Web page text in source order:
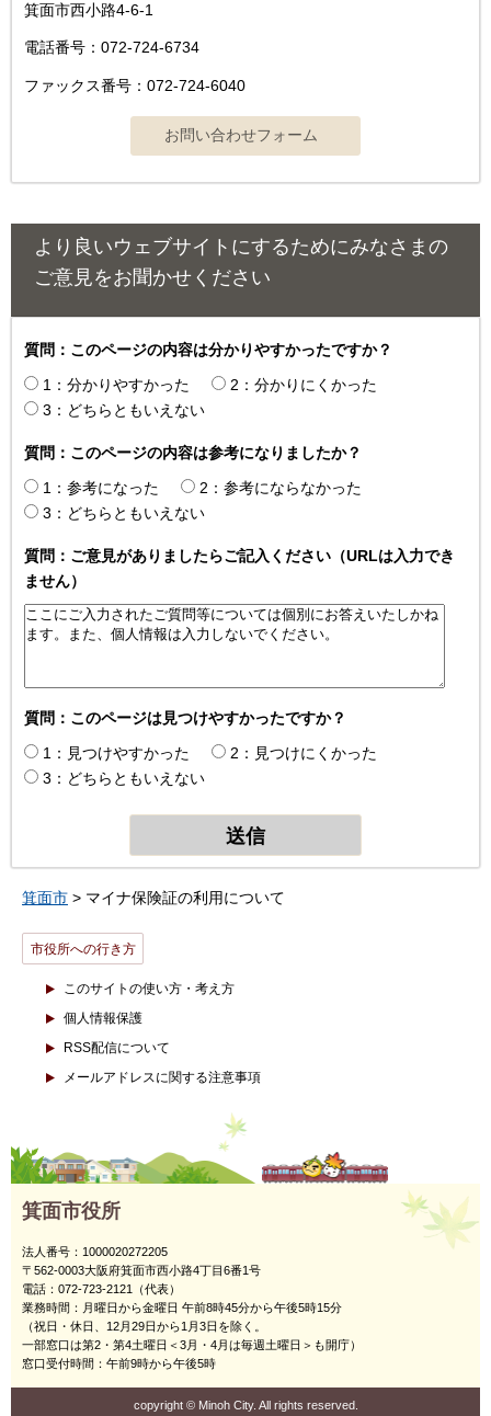
箕面市西小路4‐6‐1
電話番号：072-724-6734
ファックス番号：072-724-6040
より良いウェブサイトにするためにみなさまの
ご意見をお聞かせください
質問：このページの内容は分かりやすかったですか？
1：分かりやすかった
2：分かりにくかった
3：どちらともいえない
質問：このページの内容は参考になりましたか？
1：参考になった
2：参考にならなかった
3：どちらともいえない
質問：ご意見がありましたらご記入ください（URLは入力でき
ません）
質問：このページは見つけやすかったですか？
1：見つけやすかった
2：見つけにくかった
3：どちらともいえない
箕面市 > マイナ保険証の利用について
市役所への行き方
このサイトの使い方・考え方
個人情報保護
RSS配信について
メールアドレスに関する注意事項
箕面市役所
法人番号：1000020272205
〒562-0003大阪府箕面市西小路4丁目6番1号
電話：072-723-2121（代表）
業務時間：月曜日から金曜日 午前8時45分から午後5時15分
（祝日・休日、12月29日から1月3日を除く。
一部窓口は第2・第4土曜日＜3月・4月は毎週土曜日＞も開庁）
窓口受付時間：午前9時から午後5時
copyright ©Minoh City. All rights reserved.